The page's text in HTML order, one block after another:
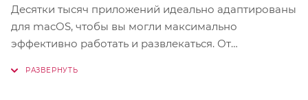
Десятки тысяч приложений идеально адаптированы
для macOS, чтобы вы могли максимально
эффективно работать и развлекаться. От